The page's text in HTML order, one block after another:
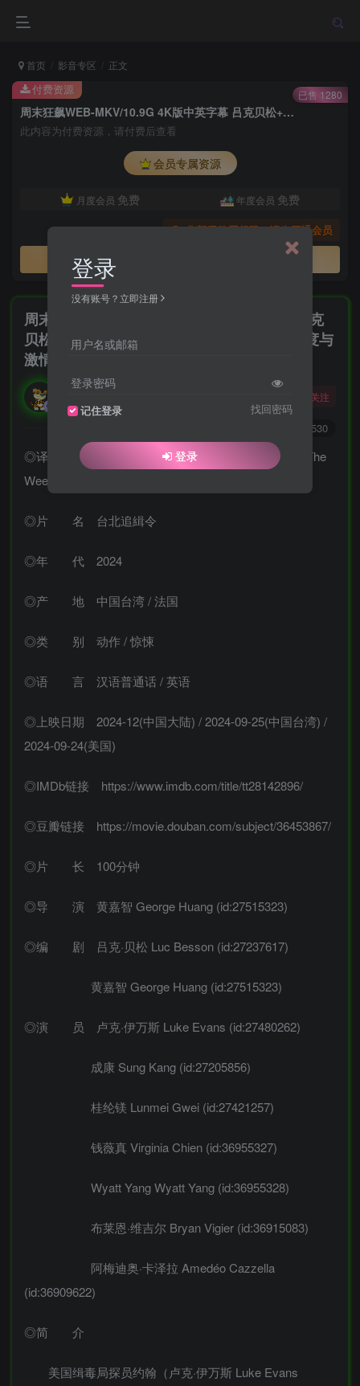
首页 影音专区 正文
周末狂飙WEB-MKV/10.9G 4K版中英字幕 吕克贝松+卢克·伊万斯+桂纶镁+成康 最新台版速度与激情
此内容为付费资源，请付费后查看
会员专属资源
月度会员 免费 年度会员 免费
您暂无购买权限，请先开通会员
付费资源 已售 1280
周末狂飙WEB-MKV/10.9G 4K版中英字幕 吕克
贝松+卢克·伊万斯+桂纶镁+成康 最新台版速度与
激情
勇敢的大野狼
酒醒只在花前坐，酒醉还来花下眠。
关注
5530
◎译 名 周末狂飙 / 台北追缉令 / 周末逃亡计划 / The
Weekend Escape / Weekend in Taipei
◎片 名 台北追緝令
◎年 代 2024
◎产 地 中国台湾 / 法国
◎类 别 动作 / 惊悚
◎语 言 汉语普通话 / 英语
◎上映日期 2024-12(中国大陆) / 2024-09-25(中国台湾) /
2024-09-24(美国)
◎IMDb链接 https://www.imdb.com/title/tt28142896/
◎豆瓣链接 https://movie.douban.com/subject/36453867/
◎片 长 100分钟
◎导 演 黄嘉智 George Huang (id:27515323)
◎编 剧 吕克·贝松 Luc Besson (id:27237617)
黄嘉智 George Huang (id:27515323)
◎演 员 卢克·伊万斯 Luke Evans (id:27480262)
成康 Sung Kang (id:27205856)
桂纶镁 Lunmei Gwei (id:27421257)
钱薇真 Virginia Chien (id:36955327)
Wyatt Yang Wyatt Yang (id:36955328)
布莱恩·维吉尔 Bryan Vigier (id:36915083)
阿梅迪奥·卡泽拉 Amedéo Cazzella
(id:36909622)
◎简 介
美国缉毒局探员约翰（卢克·伊万斯 Luke Evans
登录
没有账号？立即注册
用户名或邮箱
登录密码
记住登录 找回密码
登录